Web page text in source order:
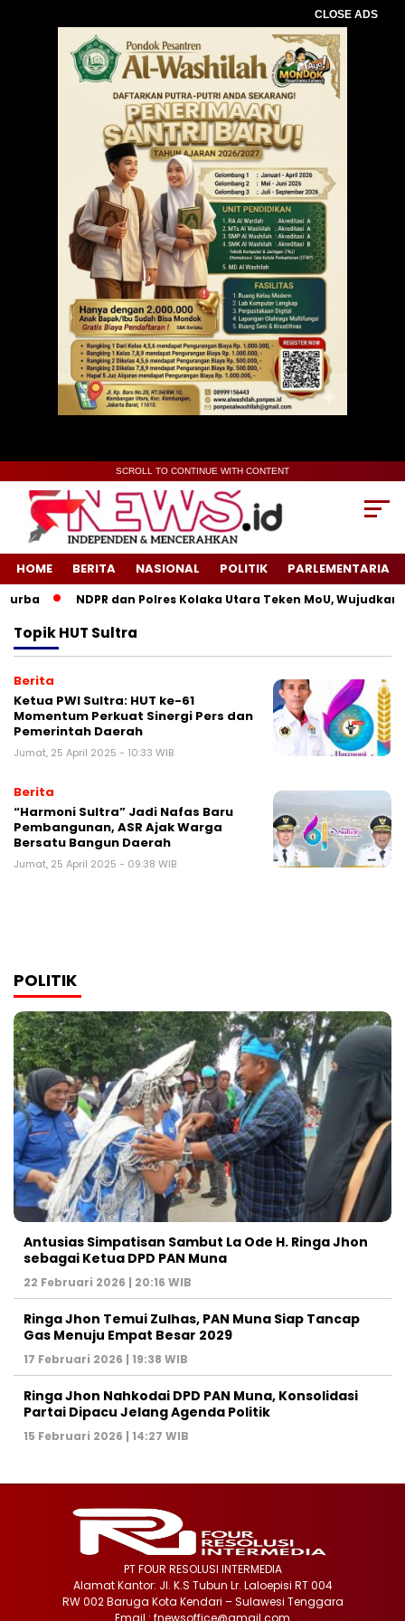
CLOSE ADS
SCROLL TO CONTINUE WITH CONTENT
HOME BERITA NASIONAL POLITIK PARLEMENTARIA
NDPR dan Polres Kolaka Utara Teken MoU, Wujudkan
TopikHUT Sultra
Berita
Ketua PWI Sultra: HUT ke-61
Momentum Perkuat Sinergi Pers dan
Pemerintah Daerah
Jumat, 25 April 2025 - 10:33 WIB
Berita
“Harmoni Sultra” Jadi Nafas Baru
Pembangunan, ASR Ajak Warga
Bersatu Bangun Daerah
Jumat, 25 April 2025 - 09:38 WIB
POLITIK
Antusias Simpatisan Sambut La Ode H. Ringa Jhon
sebagai Ketua DPD PAN Muna
22 Februari 2026 | 20:16 WIB
Ringa Jhon Temui Zulhas, PAN Muna Siap Tancap
Gas Menuju Empat Besar 2029
17 Februari 2026 | 19:38 WIB
Ringa Jhon Nahkodai DPD PAN Muna, Konsolidasi
Partai Dipacu Jelang Agenda Politik
15 Februari 2026 | 14:27 WIB
PT FOUR RESOLUSI INTERMEDIA
Alamat Kantor: Jl. K.S Tubun Lr. Laloepisi RT 004
RW 002 Baruga Kota Kendari – Sulawesi Tenggara
Email : fnewsoffice@gmail.com